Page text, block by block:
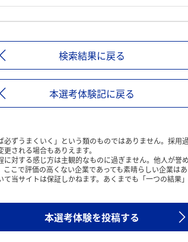
検索結果に戻る
本選考体験記に戻る
ずうまくいく」という類のものではありません。採用
される場合もありえます。
対する感じ方は主観的なものに過ぎません。他人が誉
こで評価の高くない企業であっても素晴らしい企業はあ
当サイトは保証しかねます。あくまでも「一つの結果
本選考体験を投稿する